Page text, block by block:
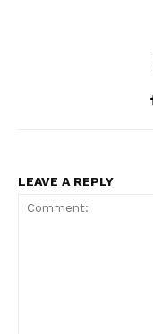
LEAVE A REPLY